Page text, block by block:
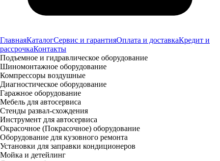
ГлавнаяКаталогСервис и гарантияОплата и доставкаКредит и
рассрочкаКонтакты
Подъемное и гидравлическое оборудование
Шиномонтажное оборудование
Компрессоры воздушные
Диагностическое оборудование
Гаражное оборудование
Мебель для автосервиса
Стенды развал-схождения
Инструмент для автосервиса
Окрасочное (Покрасочное) оборудование
Оборудование для кузовного ремонта
Установки для заправки кондиционеров
Мойка и детейлинг